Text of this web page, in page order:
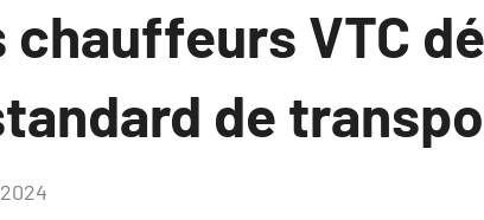
chauffeurs VTC
de